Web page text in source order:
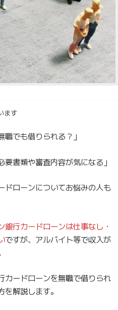
ます
職でも借りられる？」
要書類や審査内容が気になる」
ドローンについてお悩みの人も
銀行カードローンは仕事なし・
ですが、アルバイト等で収入が
カードローンを無職で借りられ
解説します。